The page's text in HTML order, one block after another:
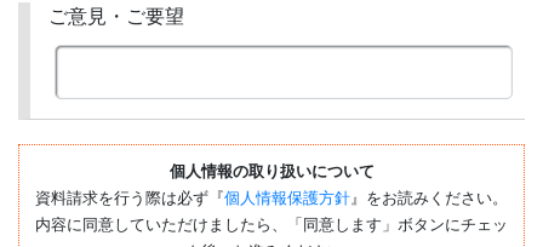
ご意見・ご要望
個人情報の取り扱いについて
資料請求を行う際は必ず『個人情報保護方針』をお読みください。
内容に同意していただけましたら、「同意します」ボタンにチェッ